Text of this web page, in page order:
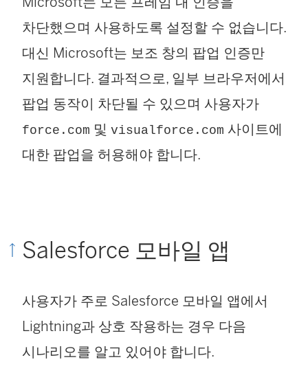
차단했으며 사용하도록 설정할 수 없습니다.
대신 Microsoft는 보조 창의 팝업 인증만
지원합니다. 결과적으로, 일부 브라우저에서
팝업 동작이 차단될 수 있으며 사용자가
force.com 및 visualforce.com 사이트에
대한 팝업을 허용해야 합니다.
Salesforce 모바일 앱
사용자가 주로 Salesforce 모바일 앱에서
Lightning과 상호 작용하는 경우 다음
시나리오를 알고 있어야 합니다.